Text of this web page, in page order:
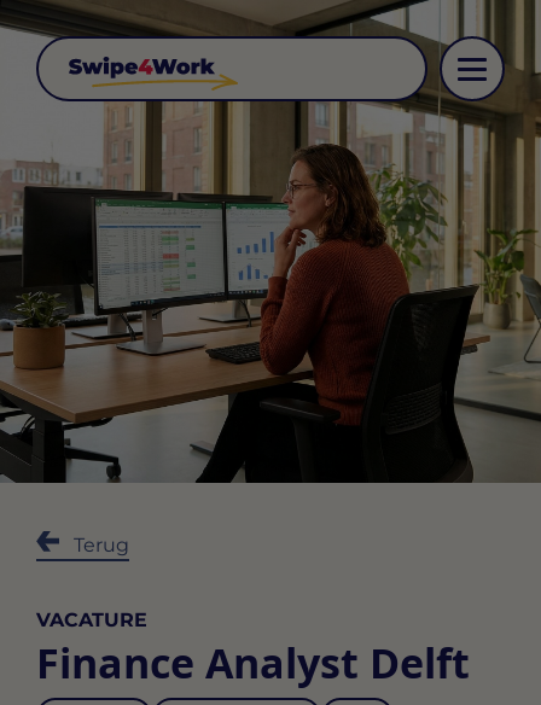
Terug
VACATURE
Finance Analyst Delft